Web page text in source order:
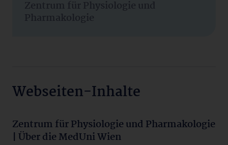
Zentrum für Physiologie und
Pharmakologie
Webseiten-Inhalte
Zentrum für Physiologie und Pharmakologie
| Über die MedUni Wien